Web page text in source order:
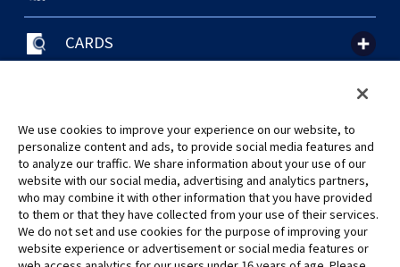
CARDS
©Eiichiro Oda/Shueisha
©Eiichiro Oda/Shueisha, Toei Animation
We use cookies to improve your experience on our website, to
personalize content and ads, to provide social media features and
to analyze our traffic. We share information about your use of our
website with our social media, advertising and analytics partners,
who may combine it with other information that you have provided
to them or that they have collected from your use of their services.
We do not set and use cookies for the purpose of improving your
website experience or advertisement or social media features or